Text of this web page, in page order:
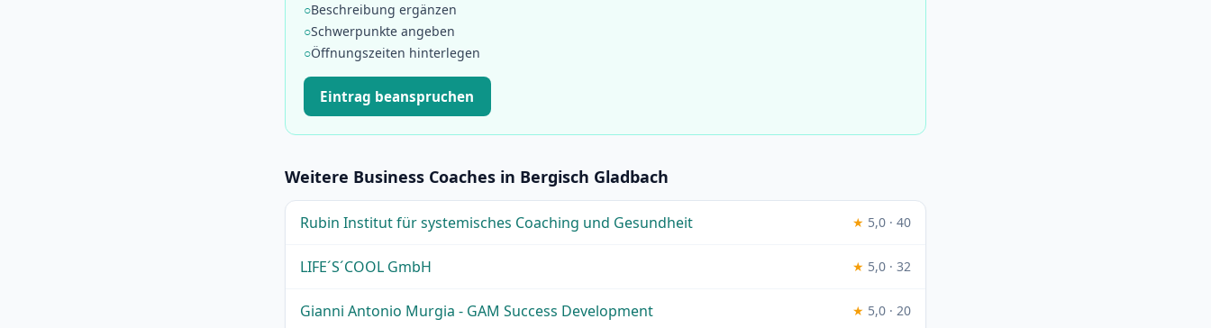
○Beschreibung ergänzen
○Schwerpunkte angeben
○Öffnungszeiten hinterlegen
Eintrag beanspruchen
Weitere Business Coaches in Bergisch Gladbach
Rubin Institut für systemisches Coaching und Gesundheit ★ 5,0 · 40
LIFE´S´COOL GmbH ★ 5,0 · 32
Gianni Antonio Murgia - GAM Success Development ★ 5,0 · 20